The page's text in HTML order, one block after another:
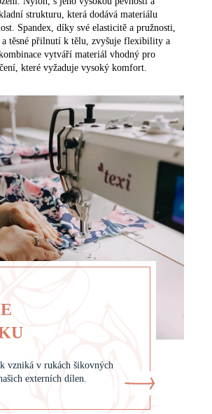
strukturu, která dodává materiálu
Spandex, díky své elasticitě a pružnosti,
a těsné přilnutí k tělu, zvyšuje flexibility a
vytváří materiál vhodný pro
které vyžaduje vysoký komfort.
vzniká v rukách šikovných
externích dílen.